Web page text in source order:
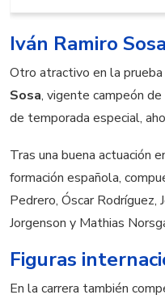
Iván Ramiro
Otro atractivo en la
Sosa, vigente campeón de
de temporada especial,
Tras una buena actuación
formación española,
Pedrero, Óscar Rodríguez,
Jorgenson y Mathias
Figuras
En la carrera también